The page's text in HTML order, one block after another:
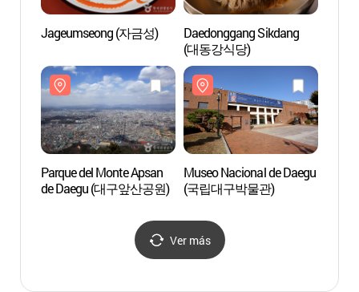
Jageumseong (자금성)
Daedonggang Sikdang
(대동강식당)
Parque del Monte Apsan
de Daegu (대구앞산공원)
Museo Nacional de Daegu
(국립대구박물관)
Ver más